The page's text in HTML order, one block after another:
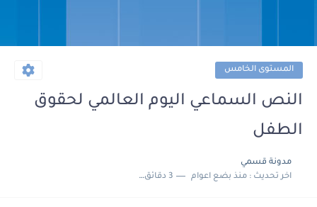
المستوى الخامس
النص السماعي اليوم العالمي لحقوق
الطفل
مدونة قسمي
اخر تحديث :منذ بضع اعوام 3 دقائق للقراءة